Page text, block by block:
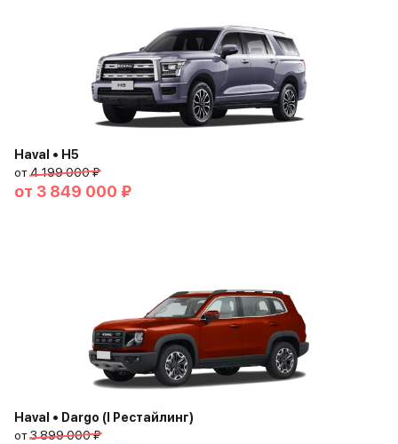
Haval • H5
от4 199 000 ₽
от 3 849 000 ₽
Haval • Dargo (I Рестайлинг)
от3 899 000 ₽